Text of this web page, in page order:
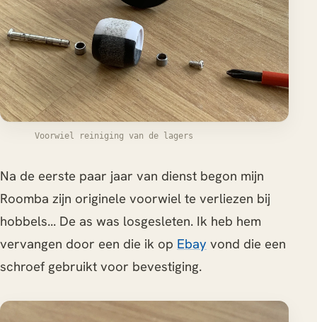
Voorwiel reiniging van de lagers
Na de eerste paar jaar van dienst begon mijn
Roomba zijn originele voorwiel te verliezen bij
hobbels... De as was losgesleten. Ik heb hem
vervangen door een die ik op Ebay vond die een
schroef gebruikt voor bevestiging.